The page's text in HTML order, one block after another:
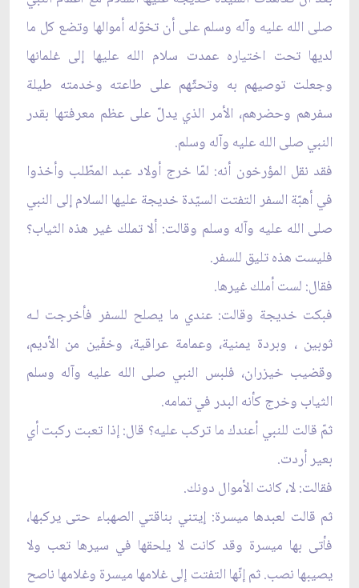
صلى الله عليه وآله وسلم على أن تخوّله أموالها وتضع كل ما
لديها تحت اختياره عمدت سلام الله عليها إلى غلمانها
وجعلت توصيهم به وتحثّهم على طاعته وخدمته طيلة
سفرهم وحضرهم، الأمر الذي يدلّ على عظم معرفتها بقدر
النبي صلى الله عليه وآله وسلم.
فقد نقل المؤرخون أنه: لمّا خرج أولاد عبد المطّلب وأخذوا
في أهبّة السفر التفتت السيّدة خديجة عليها السلام إلى النبي
صلى الله عليه وآله وسلم وقالت: ألا تملك غير هذه الثياب؟
فليست هذه تليق للسفر.
فقال: لست أملك غيرها.
فبكت خديجة وقالت: عندي ما يصلح للسفر فأخرجت لـه
ثوبين ، وبردة يمنية، وعمامة عراقية، وخفّين من الأديم،
وقضيب خيزران، فلبس النبي صلى الله عليه وآله وسلم
الثياب وخرج كأنه البدر في تمامه.
ثمّ قالت للنبي أعندك ما تركب عليه؟ قال: إذا تعبت ركبت أي
بعير أردت.
فقالت: لا، كانت الأموال دونك.
ثم قالت لعبدها ميسرة: إيتني بناقتي الصهباء حتى يركبها،
فأتى بها ميسرة وقد كانت لا يلحقها في سيرها تعب ولا
يصيبها نصب. ثم إنّها التفتت إلى غلامها ميسرة وغلامها ناصح